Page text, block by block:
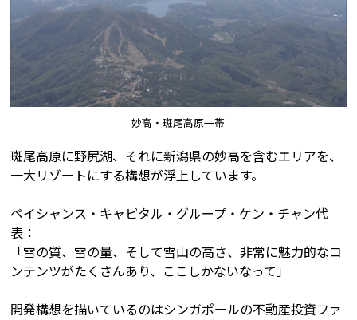
妙高・斑尾高原一帯
斑尾高原に野尻湖、それに新潟県の妙高を含むエリアを、
一大リゾートにする構想が浮上しています。
ペイシャンス・キャピタル・グループ・ケン・チャン代
表：
「雪の質、雪の量、そして雪山の高さ、非常に魅力的なコ
ンテンツがたくさんあり、ここしかないなって」
開発構想を描いているのはシンガポールの不動産投資ファ